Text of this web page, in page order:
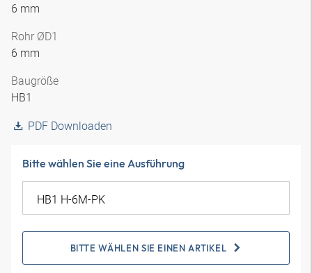
6 mm
Rohr ØD1
6 mm
Baugröße
HB1
PDF Downloaden
Bitte wählen Sie eine Ausführung
BITTE WÄHLEN SIE EINEN ARTIKEL